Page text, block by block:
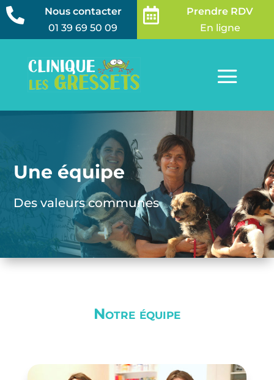

Nous contacter
01 39 69 50 09

Prendre RDV
En ligne
Une équipe
Des valeurs communes
Notre équipe